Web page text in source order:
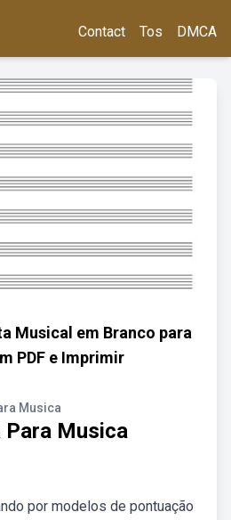
Contact Tos DMCA
Musical em Branco para
PDF e Imprimir
Musica
Para Musica
por modelos de pontuação